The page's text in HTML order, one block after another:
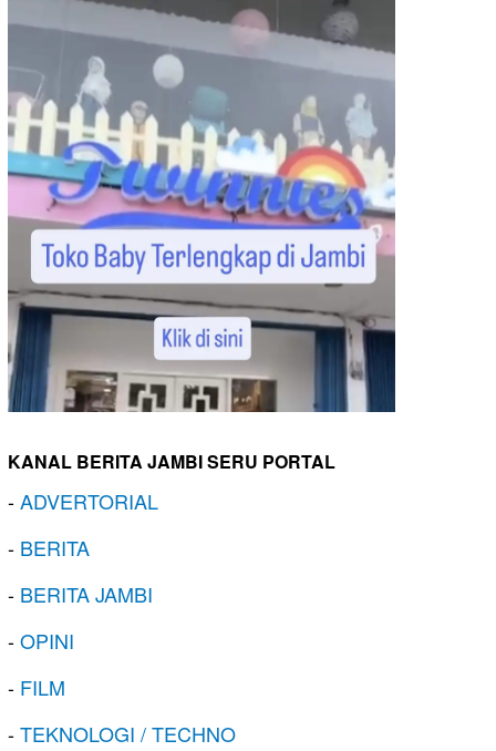
KANAL BERITA JAMBI SERU PORTAL
-ADVERTORIAL
- BERITA
- BERITA JAMBI
-OPINI
- FILM
-TEKNOLOGI / TECHNO